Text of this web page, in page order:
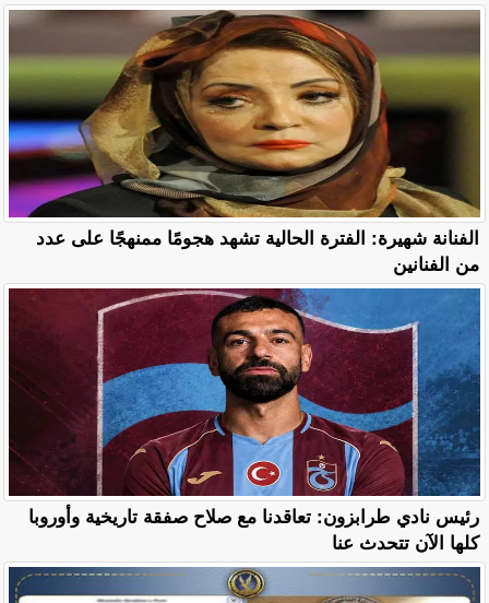
الفنانة شهيرة: الفترة الحالية تشهد هجومًا ممنهجًا على عدد
من الفنانين
رئيس نادي طرابزون: تعاقدنا مع صلاح صفقة تاريخية وأوروبا
كلها الآن تتحدث عنا